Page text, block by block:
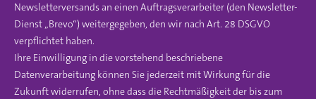
Newsletterversands an einen Auftragsverarbeiter (den Newsletter-
Dienst „Brevo“) weitergegeben, den wir nach Art. 28 DSGVO
verpflichtet haben.
Ihre Einwilligung in die vorstehend beschriebene
Datenverarbeitung können Sie jederzeit mit Wirkung für die
Zukunft widerrufen, ohne dass die Rechtmäßigkeit der bis zum